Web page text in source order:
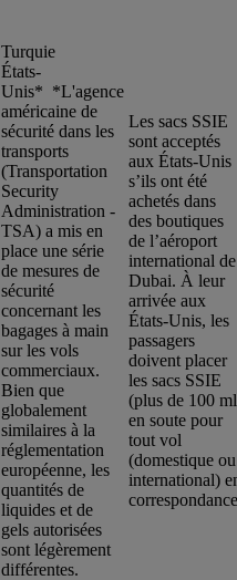
Turquie
États-
Unis* *L'agence
américaine de
sécurité dans les
transports
(Transportation
Security
Administration -
TSA) a mis en
place une série
de mesures de
sécurité
concernant les
bagages à main
sur les vols
commerciaux.
Bien que
globalement
similaires à la
réglementation
européenne, les
quantités de
liquides et de
gels autorisées
sont légèrement
différentes.
Les sacs SSIE
sont acceptés
aux États-Unis
s’ils ont été
achetés dans
des boutiques
de l’aéroport
international de
Dubai. À leur
arrivée aux
États-Unis, les
passagers
doivent placer
les sacs SSIE
(plus de 100
en soute pour
tout vol
(domestique ou
international)